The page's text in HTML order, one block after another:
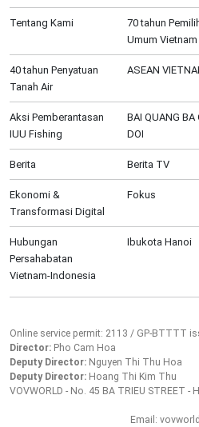
Tentang Kami
70 tahun
Umum Vietnam
40 tahun Penyatuan
Tanah Air
ASEAN
Aksi Pemberantasan
IUU Fishing
BAI QUANG BA
DOI
Berita Berita TV
Ekonomi &
Transformasi Digital
Fokus
Hubungan
Persahabatan
Vietnam-Indonesia
Ibukota Hanoi
Online service permit: 2113 / GP-BTTTT
Director: Pho Cam Hoa
Deputy Director: Nguyen Thi Thu Hoa
Deputy Director: Hoang Thi Kim Thu
VOVWORLD - No. 45 BA TRIEU STREET -
Email: